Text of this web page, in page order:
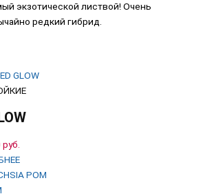
экзотической листвой! Очень
редкий гибрид.
руб.